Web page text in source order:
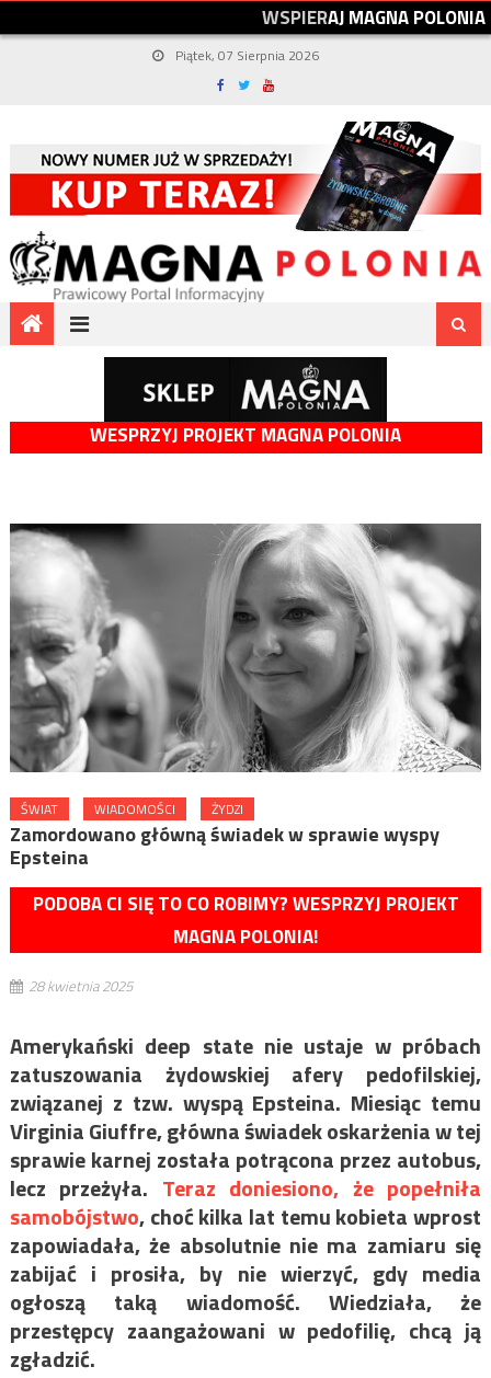
WSPIERAJMAGNAPOLONIA
Piątek, 07 Sierpnia 2026
WESPRZYJ PROJEKT MAGNA POLONIA
ŚWIAT WIADOMOŚCI ŻYDZI
Zamordowano główną świadek w sprawie wyspy
Epsteina
PODOBA CI SIĘ TO CO ROBIMY? WESPRZYJ PROJEKT
MAGNA POLONIA!
28 kwietnia 2025
Amerykański deep state nie ustaje w próbach
zatuszowania żydowskiej afery pedofilskiej,
związanej z tzw. wyspą Epsteina. Miesiąc temu
Virginia Giuffre, główna świadek oskarżenia w tej
sprawie karnej została potrącona przez autobus,
lecz przeżyła. Teraz doniesiono, że popełniła
samobójstwo, choć kilka lat temu kobieta wprost
zapowiadała, że absolutnie nie ma zamiaru się
zabijać i prosiła, by nie wierzyć, gdy media
ogłoszą taką wiadomość. Wiedziała, że
przestępcy zaangażowani w pedofilię, chcą ją
zgładzić.